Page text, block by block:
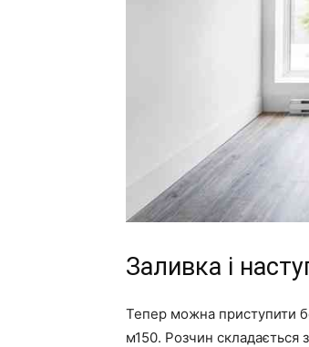
Заливка і
Тепер можна приступити
м150. Розчин складається